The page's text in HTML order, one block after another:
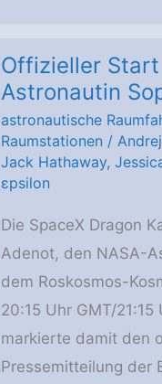
XL
aus,
die
Versorgungsmission
ist
Offizieller
Astronautin
astronautische
Raumstationen /
Jack Hathaway,
εpsilon
Die SpaceX Dragon
Adenot, den NASA-
dem Roskosmos-
20:15 Uhr GMT/
markierte damit den
Pressemitteilung der